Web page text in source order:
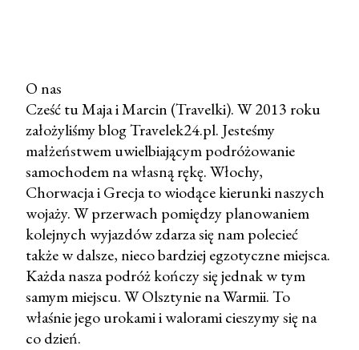
P
r
z
e
ś
l
i
j
k
o
m
e
O nas
Cześć tu Maja i Marcin (Travelki). W 2013 roku
założyliśmy blog Travelek24.pl. Jesteśmy
małżeństwem uwielbiającym podróżowanie
samochodem na własną rękę. Włochy,
Chorwacja i Grecja to wiodące kierunki naszych
wojaży. W przerwach pomiędzy planowaniem
kolejnych wyjazdów zdarza się nam polecieć
także w dalsze, nieco bardziej egzotyczne miejsca.
Każda nasza podróż kończy się jednak w tym
samym miejscu. W Olsztynie na Warmii. To
właśnie jego urokami i walorami cieszymy się na
co dzień.